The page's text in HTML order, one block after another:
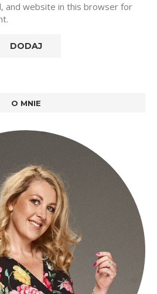
and website in this browser for
O MNIE